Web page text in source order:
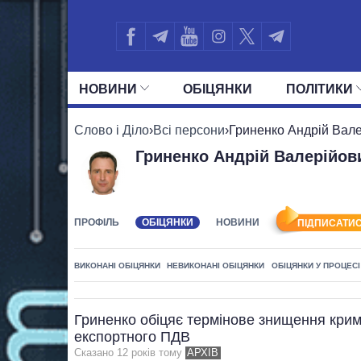
НОВИНИ ОБIЦЯНКИ ПОЛIТИКИ
УСІ ПОЛІТИКИ ПРЕЗИДЕНТ І
Слово і Діло›Всі персони›Гриненко Андрій
Гриненко Андрій
ПРОФІЛЬ ОБІЦЯНКИ НОВИНИ
ВИКОНАНІ ОБІЦЯНКИ НЕВИКОНАНІ ОБІЦЯНКИ ОБІЦЯНКИ У ПРОЦЕСІ
Гриненко обіцяє термінове знищення
експортного ПДВ
Сказано 12 рокiв тому АРХІВ